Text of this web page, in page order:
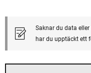
Saknar du data
har du upptäckt ett